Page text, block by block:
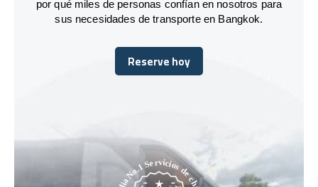
por qué miles de personas confían en nosotros para
sus necesidades de transporte en Bangkok.
Reserve hoy
Reserve hoy